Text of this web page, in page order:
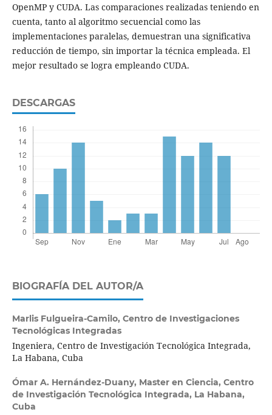
OpenMP y CUDA. Las comparaciones realizadas teniendo en
cuenta, tanto al algoritmo secuencial como las
implementaciones paralelas, demuestran una significativa
reducción de tiempo, sin importar la técnica empleada. El
mejor resultado se logra empleando CUDA.
DESCARGAS
BIOGRAFÍA DEL AUTOR/A
Marlis Fulgueira-Camilo, Centro de Investigaciones
Tecnológicas Integradas
Ingeniera, Centro de Investigación Tecnológica Integrada,
La Habana, Cuba
Ómar A. Hernández-Duany, Master en Ciencia, Centro
de Investigación Tecnológica Integrada, La Habana,
Cuba